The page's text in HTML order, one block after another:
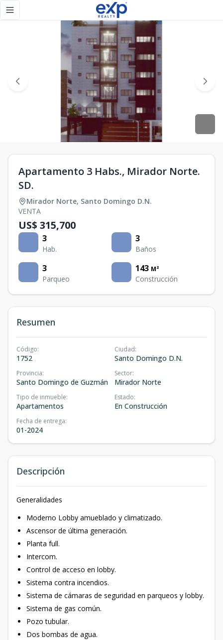
Toggle navigation menu
Apartamento 3 Habs., Mirador Norte.
SD.
Mirador Norte, Santo Domingo D.N.
VENTA
US$ 315,700
3
Hab.
3
Baños
3
Parqueo
143 M²
Construcción
Resumen
Código:
1752
Ciudad:
Santo Domingo D.N.
Provincia:
Santo Domingo de Guzmán
Sector:
Mirador Norte
Tipo de inmueble:
Apartamentos
Estado:
En Construcción
Fecha de entrega:
01-2024
Descripción
Generalidades
Moderno Lobby amueblado y climatizado.
Ascensor de última generación.
Planta full.
Intercom.
Control de acceso en lobby.
Sistema contra incendios.
Sistema de cámaras de seguridad en parqueos y lobby.
Sistema de gas común.
Pozo tubular.
Dos bombas de agua.
Apartamento 3 Habs., Mirador Norte. SD. - eXp Realty